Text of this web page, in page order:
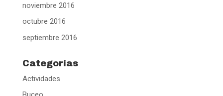
noviembre 2016
octubre 2016
septiembre 2016
Categorías
Actividades